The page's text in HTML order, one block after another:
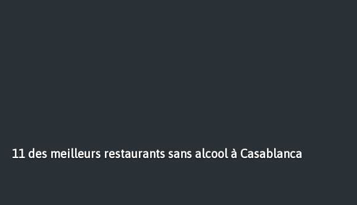
11 des meilleurs restaurants sans alcool à Casablanca